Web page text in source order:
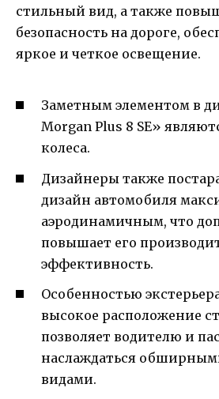
стильный вид, а также
безопасность на дороге,
яркое и четкое освещение.
Заметным элементом в
Morgan Plus 8 SE»
колеса.
Дизайнеры также
дизайн автомобиля
аэродинамичным, что
повышает его
эффективность.
Особенностью
высокое расположение
позволяет водителю и
наслаждаться
видами.